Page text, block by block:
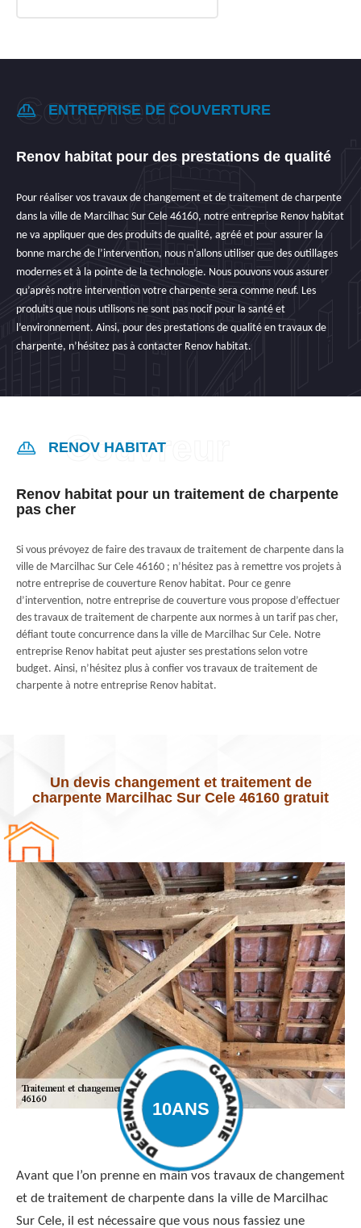
ENTREPRISE DE COUVERTURE
Renov habitat pour des prestations de qualité
Pour réaliser vos travaux de changement et de traitement de charpente
dans la ville de Marcilhac Sur Cele 46160, notre entreprise Renov habitat
ne va appliquer que des produits de qualité, agréé et pour assurer la
bonne marche de l’intervention, nous n’allons utiliser que des outillages
modernes et à la pointe de la technologie. Nous pouvons vous assurer
qu’après notre intervention votre charpente sera comme neuf. Les
produits que nous utilisons ne sont pas nocif pour la santé et
l’environnement. Ainsi, pour des prestations de qualité en travaux de
charpente, n’hésitez pas à contacter Renov habitat.
RENOV HABITAT
Renov habitat pour un traitement de charpente
pas cher
Si vous prévoyez de faire des travaux de traitement de charpente dans la
ville de Marcilhac Sur Cele 46160 ; n’hésitez pas à remettre vos projets à
notre entreprise de couverture Renov habitat. Pour ce genre
d’intervention, notre entreprise de couverture vous propose d’effectuer
des travaux de traitement de charpente aux normes à un tarif pas cher,
défiant toute concurrence dans la ville de Marcilhac Sur Cele. Notre
entreprise Renov habitat peut ajuster ses prestations selon votre
budget. Ainsi, n’hésitez plus à confier vos travaux de traitement de
charpente à notre entreprise Renov habitat.
Un devis changement et traitement de
charpente Marcilhac Sur Cele 46160 gratuit
Avant que l’on prenne en main vos travaux de changement
et de traitement de charpente dans la ville de Marcilhac
Sur Cele, il est nécessaire que vous nous fassiez une